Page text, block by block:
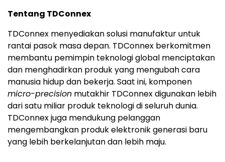
Tentang TDConnex
TDConnex menyediakan solusi manufaktur untuk
rantai pasok masa depan. TDConnex berkomitmen
membantu pemimpin teknologi global menciptakan
dan menghadirkan produk yang mengubah cara
manusia hidup dan bekerja. Saat ini, komponen
micro-precision mutakhir TDConnex digunakan lebih
dari satu miliar produk teknologi di seluruh dunia.
TDConnex juga mendukung pelanggan
mengembangkan produk elektronik generasi baru
yang lebih berkelanjutan dan lebih maju.